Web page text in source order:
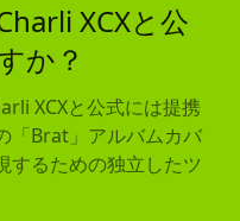
XCXと公
か？
XCXと公式には提携
「Brat」アルバムカバ
するための独立したツ